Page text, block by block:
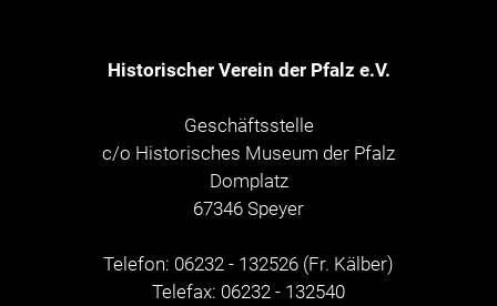
Historischer Verein der Pfalz e.V.
Geschäftsstelle
c/o Historisches Museum der Pfalz
Domplatz
67346 Speyer
Telefon: 06232 - 132526 (Fr. Kälber)
Telefax: 06232 - 132540